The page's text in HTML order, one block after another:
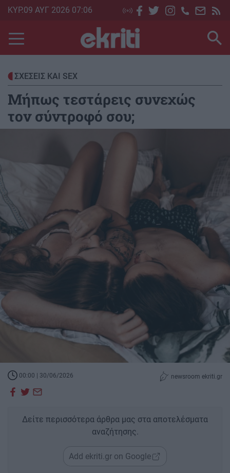
Skip
main
content
ΚΥΡ.09 ΑΥΓ 2026 07:06
ΣΧΕΣΕΙΣ ΚΑΙ SEX
Μήπως τεστάρεις συνεχώς
τον σύντροφό σου;
00:00 | 30/06/2026 newsroom ekriti.gr
Δείτε περισσότερα άρθρα μας στα αποτελέσματα
αναζήτησης.
Add ekriti.gr on Google